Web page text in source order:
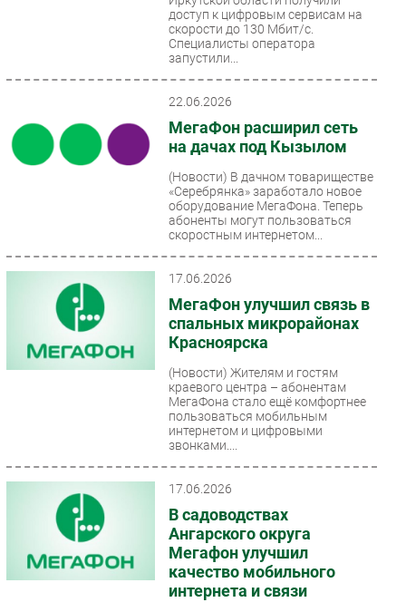
доступ к цифровым сервисам на
скорости до 130 Мбит/с.
Специалисты оператора
запустили...
22.06.2026
МегаФон расширил сеть
на дачах под Кызылом
(Новости) В дачном товариществе
«Серебрянка» заработало новое
оборудование МегаФона. Теперь
абоненты могут пользоваться
скоростным интернетом...
17.06.2026
МегаФон улучшил связь в
спальных микрорайонах
Красноярска
(Новости) Жителям и гостям
краевого центра – абонентам
МегаФона стало ещё комфортнее
пользоваться мобильным
интернетом и цифровыми
звонками....
17.06.2026
В садоводствах
Ангарского округа
Мегафон улучшил
качество мобильного
интернета и связи